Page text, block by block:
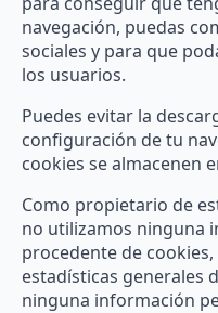
navegación, puedas
sociales y para que
los usuarios.
Puedes evitar la
configuración de tu
cookies se almacenen
Como propietario de
no utilizamos ninguna
procedente de
estadísticas generales
ninguna información